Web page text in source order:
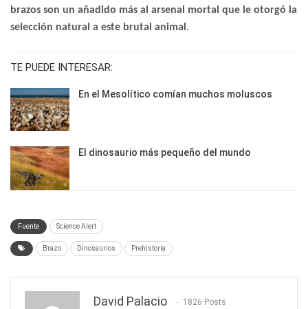
brazos son un añadido más al arsenal mortal que le otorgó la
selección natural a este brutal animal .
TE PUEDE INTERESAR:
En el Mesolítico comían muchos moluscos
El dinosaurio más pequeño del mundo
Fuente Science Alert
Brazo Dinosaurios Prehistoria
David Palacio 1826 Posts